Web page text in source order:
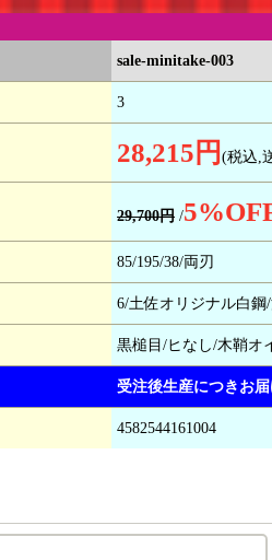
sale-minitake-003
3
28,215円 (税込,
29,700円 /5
85/195/38/両刃
6/土佐オリジナル白鋼
黒槌目/ヒなし/木鞘オ
受注後生産につきお
4582544161004